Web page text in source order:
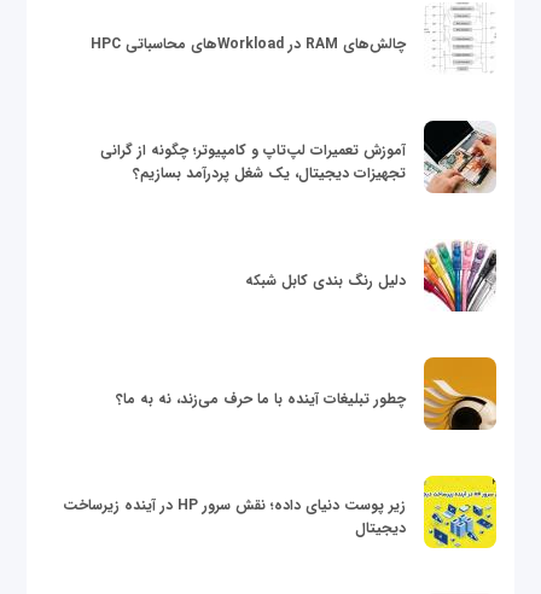
چالش‌های RAM در Workloadهای محاسباتی HPC
آموزش تعمیرات لپ‌تاپ و کامپیوتر؛ چگونه از گرانی
تجهیزات دیجیتال، یک شغل پردرآمد بسازیم؟
دلیل رنگ بندی کابل شبکه
چطور تبلیغات آینده با ما حرف می‌زند، نه به ما؟
زیر پوست دنیای داده؛ نقش سرور HP در آینده زیرساخت
دیجیتال